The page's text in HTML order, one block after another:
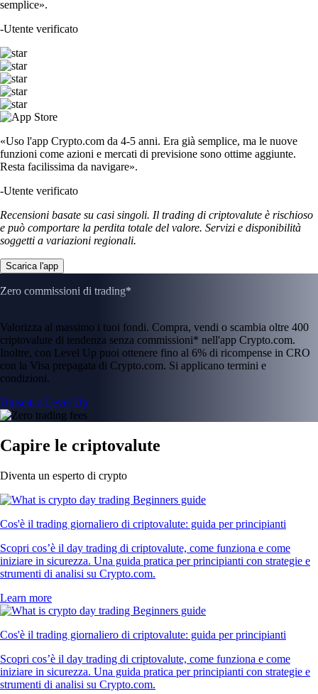
semplice».
-Utente verificato
«Uso l'app Crypto.com da 4-5 anni. Era già semplice, ma le nuove
funzioni come azioni e mercati di previsione sono ottime aggiunte.
Resta facilissima da navigare».
-Utente verificato
Recensioni basate su casi singoli. Il trading di criptovalute è rischioso
e può comportare la perdita totale del valore. Servizi e disponibilità
soggetti a variazioni regionali.
Scarica l'app
Zero commissioni di trading*
Valorizza al massimo i tuoi fondi. Compra, vendi o scambia oltre 400
criptovalute di tendenza senza commissioni* nell'app Crypto.com.
Inoltre, con Level Up puoi ottenere fino al 6% di ricompense in CRO
con la Visa prepagata di Crypto.com. Si applicano termini e
condizioni.
Unisciti a Level Up
Capire le criptovalute
Diventa un esperto di crypto
Cos'è il trading giornaliero di criptovalute: guida per principianti
Scopri cos’è il day trading di criptovalute, come funziona e come
iniziare in sicurezza. Una guida pratica per principianti con strategie e
strumenti di analisi su Crypto.com.
Learn more
Cos'è il trading giornaliero di criptovalute: guida per principianti
Scopri cos’è il day trading di criptovalute, come funziona e come
iniziare in sicurezza. Una guida pratica per principianti con strategie e
strumenti di analisi su Crypto.com.